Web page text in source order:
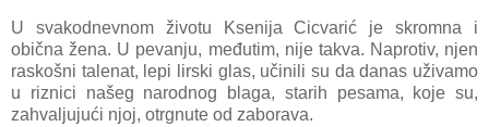
U svakodnevnom životu Ksenija Cicvarić je skromna i
obična žena. U pevanju, međutim, nije takva. Naprotiv, njen
raskošni talenat, lepi lirski glas, učinili su da danas uživamo
u riznici našeg narodnog blaga, starih pesama, koje su,
zahvaljujući njoj, otrgnute od zaborava.